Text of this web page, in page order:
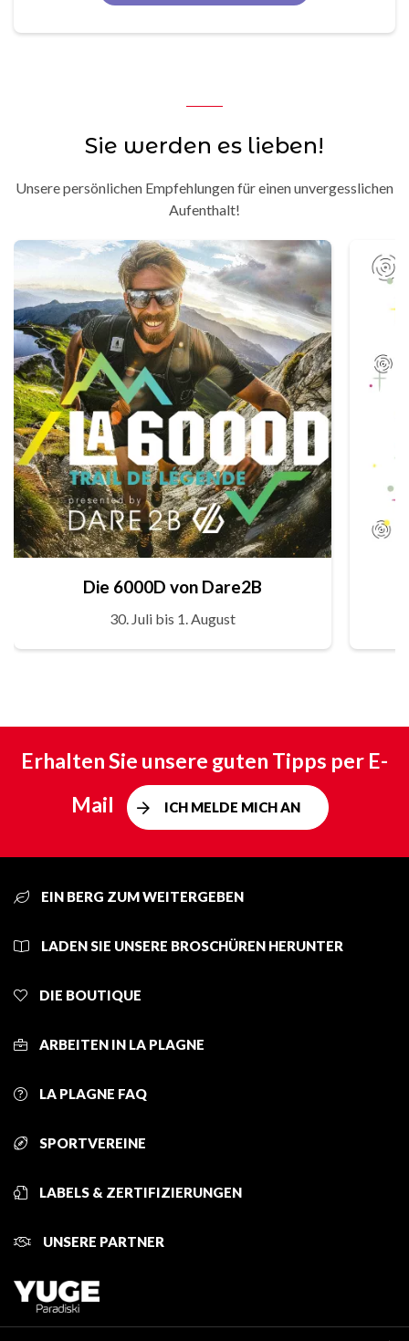
Sie werden es lieben!
Unsere persönlichen Empfehlungen für einen unvergesslichen
Aufenthalt!
Die 6000D von Dare2B
30. Juli bis 1. August
Erhalten Sie unsere guten Tipps per E-
Mail
ICH MELDE MICH AN
EIN BERG ZUM WEITERGEBEN
LADEN SIE UNSERE BROSCHÜREN HERUNTER
DIE BOUTIQUE
ARBEITEN IN LA PLAGNE
LA PLAGNE FAQ
SPORTVEREINE
LABELS & ZERTIFIZIERUNGEN
UNSERE PARTNER